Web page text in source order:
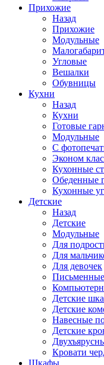
Прихожие
Назад
Прихожие
Модульные
Угловые
Вешалки
Обувницы
Кухни
Назад
Кухни
Готовые
Модульные
С
Эконом
Кухонные
Обеденные
Кухонные
Детские
Назад
Детские
Модульные
Для
Для
Для девочек
Детские
Детские
Навесные
Детские
Кровати
Шкафы